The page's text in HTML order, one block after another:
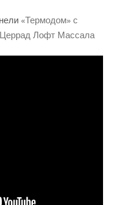
«Термодом» с
Лофт Массала